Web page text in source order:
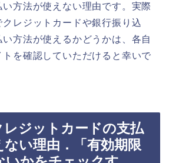
方法が使えない理由です。実際
レジットカードや銀行振り込
方法が使えるかどうかは、各自
を確認していただけると幸いで
レジットカードの支払
ない理由．「有効期限